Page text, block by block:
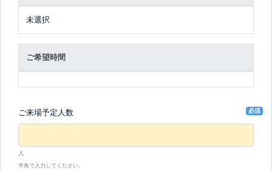
受付中
未選択
ご希望時間
ご来場予定人数 必須
人
半角で入力してください。